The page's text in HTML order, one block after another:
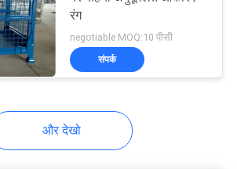
रंग
negotiable MOQ:10 पीसी
संपर्क
और देखो